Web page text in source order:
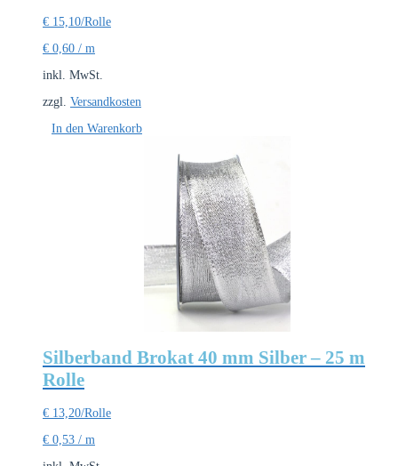
€ 15,10/Rolle
€ 0,60 / m
inkl. MwSt.
zzgl. Versandkosten
In den Warenkorb
Silberband Brokat 40 mm Silber – 25 m
Rolle
€ 13,20/Rolle
€ 0,53 / m